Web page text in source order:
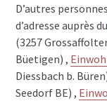
D’autres
d’adresse auprès du
(3257
Büetigen) ,
Diessbach b.
Seedorf BE) ,